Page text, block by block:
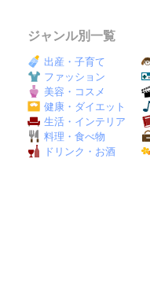
ジャンル別一覧
出産・子育て
ファッション
美容・コスメ
健康・ダイエット
生活・インテリア
料理・食べ物
ドリンク・お酒